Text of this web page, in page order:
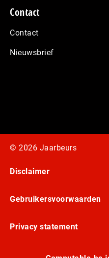
Contact
Contact
Nieuwsbrief
© 2026 Jaarbeurs
Disclaimer
Gebruikersvoorwaarden
Privacy statement